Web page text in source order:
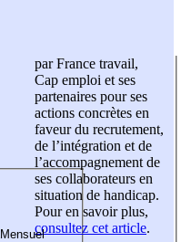
par France travail,
Cap emploi et ses
partenaires pour ses
actions concrètes en
faveur du recrutement,
de l’intégration et de
l’accompagnement de
ses collaborateurs en
situation de handicap.
Pour en savoir plus,
consultez cet article.